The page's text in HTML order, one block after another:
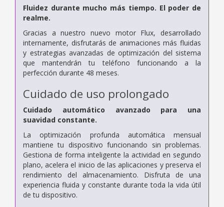
Fluidez durante mucho más tiempo. El poder de
realme.
Gracias a nuestro nuevo motor Flux, desarrollado
internamente, disfrutarás de animaciones más fluidas
y estrategias avanzadas de optimización del sistema
que mantendrán tu teléfono funcionando a la
perfección durante 48 meses.
Cuidado de uso prolongado
Cuidado automático avanzado para una
suavidad constante.
La optimización profunda automática mensual
mantiene tu dispositivo funcionando sin problemas.
Gestiona de forma inteligente la actividad en segundo
plano, acelera el inicio de las aplicaciones y preserva el
rendimiento del almacenamiento. Disfruta de una
experiencia fluida y constante durante toda la vida útil
de tu dispositivo.